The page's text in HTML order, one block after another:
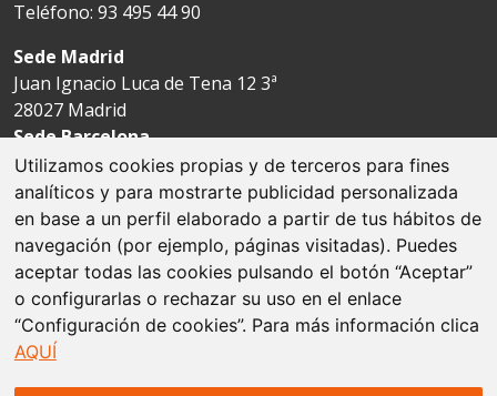
Utilizamos cookies propias y de terceros para fines
analíticos y para mostrarte publicidad personalizada
en base a un perfil elaborado a partir de tus hábitos de
navegación (por ejemplo, páginas visitadas). Puedes
aceptar todas las cookies pulsando el botón “Aceptar”
o configurarlas o rechazar su uso en el enlace
“Configuración de cookies”. Para más información clica
AQUÍ
Teléfono: 93 495 44 90
Sede Madrid
Juan Ignacio Luca de Tena 12 3ª
28027 Madrid
Sede Barcelona
Avda. Josep Tarradellas 123-127 4ª
08029 Barcelona
Aviso legal
Política de cookies